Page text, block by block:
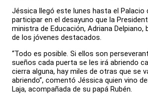
Jéssica llegó este lunes hasta el Palacio
participar en el desayuno que la
ministra de Educación, Adriana Delpiano,
de los jóvenes destacados.
“Todo es posible. Si ellos son
sueños cada puerta se les irá abriendo
cierra alguna, hay miles de otras que se
abriendo”, comentó Jéssica quien vino
Laja, acompañada de su papá Rubén.